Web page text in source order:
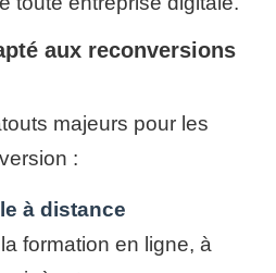
aux reconversions
majeurs pour les
:
à distance
formation en ligne, à